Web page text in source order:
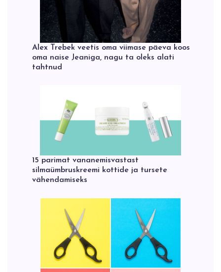
Alex Trebek veetis oma viimase päeva koos
oma naise Jeaniga, nagu ta oleks alati
tahtnud
15 parimat vananemisvastast
silmaümbruskreemi kottide ja tursete
vähendamiseks